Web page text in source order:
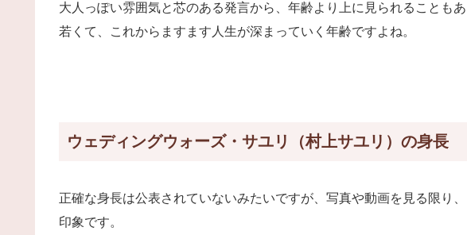
大人っぽい雰囲気と芯のある発言から、年齢より上に見られることも
若くて、これからますます人生が深まっていく年齢ですよね。
ウェディングウォーズ・サユリ（村上サユリ）の身長
正確な身長は公表されていないみたいですが、写真や動画を見る限り
印象です。